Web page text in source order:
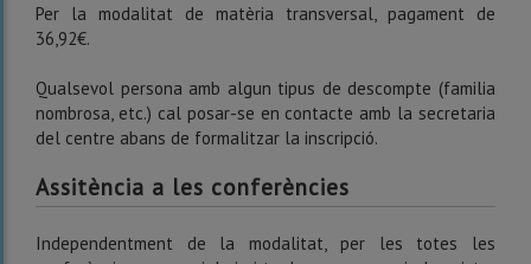
Per la modalitat de matèria transversal, pagament de
36,92€.
Qualsevol persona amb algun tipus de descompte (familia
nombrosa, etc.) cal posar-se en contacte amb la secretaria
del centre abans de formalitzar la inscripció.
Assitència a les conferències
Independentment de la modalitat, per les totes les